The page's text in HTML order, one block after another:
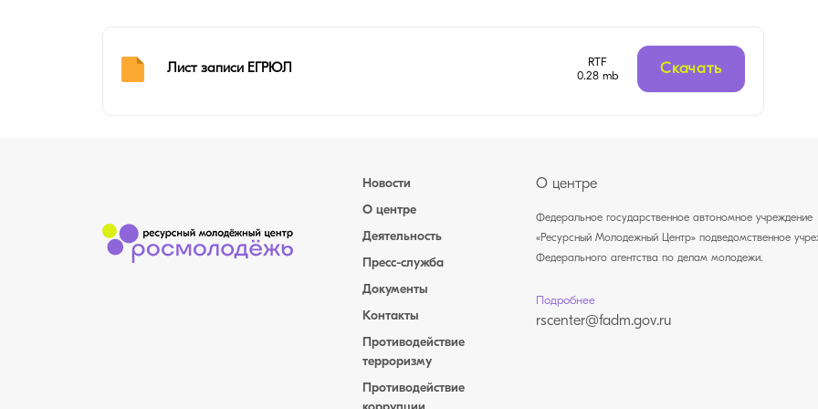
Лист записи ЕГРЮЛ
RTF
0.28 mb
Скачать
Новости
О центре
Деятельность
Пресс-служба
Документы
Контакты
Противодействие
терроризму
Противодействие
О центре
Федеральное государственное автономное учреждение
«Ресурсный Молодежный Центр» подведомственное
Федерального агентства по делам молодежи.
Подробнее
rscenter@fadm.gov.ru